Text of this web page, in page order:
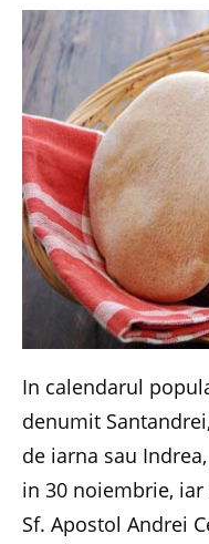
In calendarul
denumit
de iarna sau
in 30 noiembrie,
Sf. Apostol Andrei